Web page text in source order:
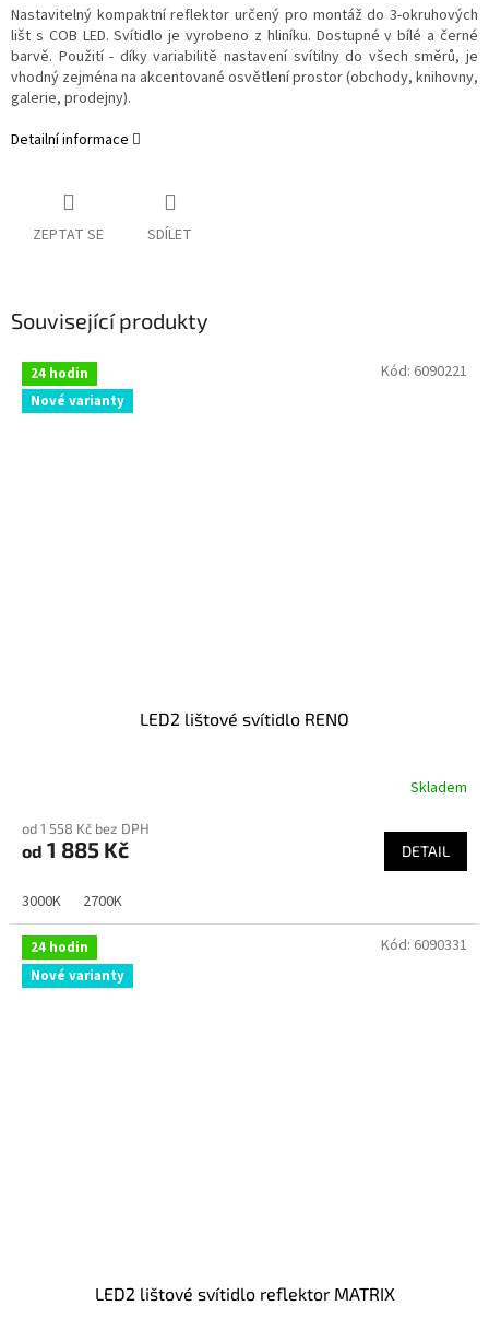
Nastavitelný kompaktní reflektor určený pro montáž do 3-okruhových
lišt s COB LED. Svítidlo je vyrobeno z hliníku. Dostupné v bílé a černé
barvě. Použití - díky variabilitě nastavení svítilny do všech směrů, je
vhodný zejména na akcentované osvětlení prostor (obchody, knihovny,
galerie, prodejny).
Detailní informace
ZEPTAT SE SDÍLET
Související produkty
24 hodin
Nové varianty
LED2 lištové svítidlo RENO
Skladem
od 1 558 Kč bez DPH
od 1 885 Kč DETAIL
3000K 2700K
Kód: 6090221
24 hodin
Nové varianty
LED2 lištové svítidlo reflektor MATRIX
Kód: 6090331